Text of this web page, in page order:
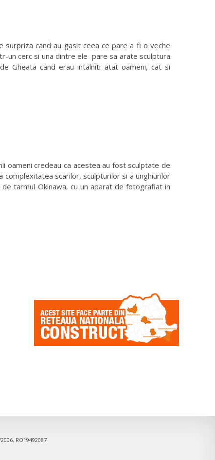
cand au gasit ceea ce pare a fi o veche
un cerc si una dintre ele pare sa arate sculptura
Gheata cand erau intalniti atat oameni, cat si
oameni credeau ca acestea au fost sculptate de
scarilor, sculpturilor si a unghiurilor
tarmul Okinawa, cu un aparat de fotografiat in
RO19492087